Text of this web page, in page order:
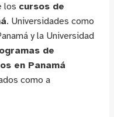
los cursos de
. Universidades como
y la Universidad
de
en Panamá
como a